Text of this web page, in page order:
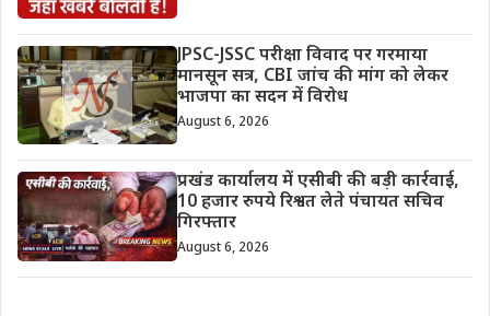
JPSC-JSSC परीक्षा विवाद पर गरमाया
मानसून सत्र, CBI जांच की मांग को लेकर
भाजपा का सदन में विरोध
August 6, 2026
प्रखंड कार्यालय में एसीबी की बड़ी कार्रवाई,
10 हजार रुपये रिश्वत लेते पंचायत सचिव
गिरफ्तार
August 6, 2026